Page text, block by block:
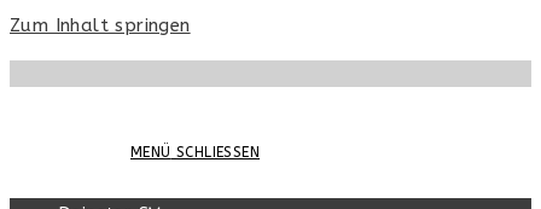
Zum Inhalt springen
MENÜ SCHLIESSEN